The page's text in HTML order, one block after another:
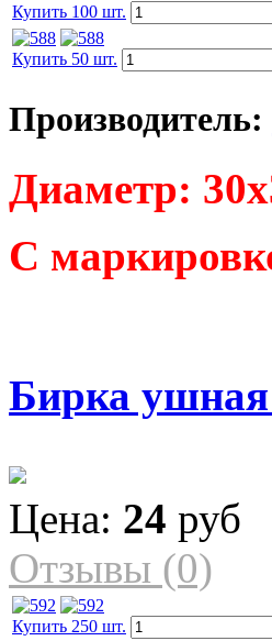
Купить 100 шт.
Купить 50 шт.
Производитель:
Диаметр:
С
Бирка
Цена: 24 руб
Отзывы (0)
Купить 250 шт.